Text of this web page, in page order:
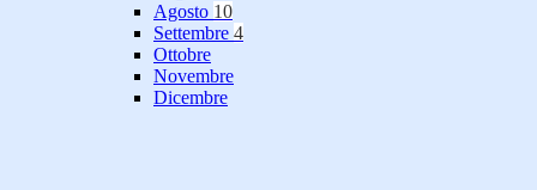
Agosto 10
Settembre 4
Ottobre
Novembre
Dicembre